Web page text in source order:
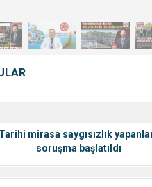
Tarihi mirasa saygısızlık
soruşma başlatıldı